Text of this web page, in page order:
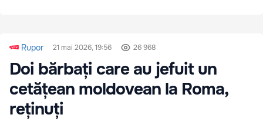
Rupor 21 mai 2026, 19:56 26 968
Doi bărbați care au jefuit un
cetățean moldovean la Roma,
reținuți